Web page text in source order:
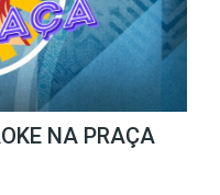
NA PRAÇA